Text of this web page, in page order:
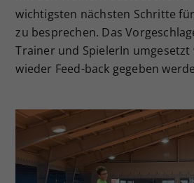
wichtigsten nächsten Schritte
zu besprechen. Das
Trainer und SpielerIn
wieder Feed-back gegeben
Zweck
Dieser Wert
Einstellungen.
zufällig generierte
historische
vorgenommen
hat.